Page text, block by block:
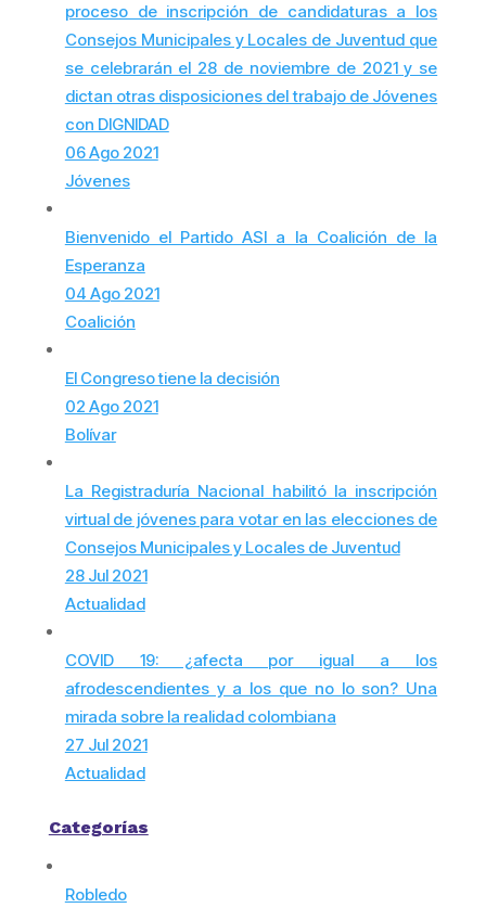
proceso de inscripción de candidaturas a los
Consejos Municipales y Locales de Juventud que
se celebrarán el 28 de noviembre de 2021 y se
dictan otras disposiciones del trabajo de Jóvenes
con DIGNIDAD
06 Ago 2021
Jóvenes
Bienvenido el Partido ASI a la Coalición de la
Esperanza
04 Ago 2021
Coalición
El Congreso tiene la decisión
02 Ago 2021
Bolívar
La Registraduría Nacional habilitó la inscripción
virtual de jóvenes para votar en las elecciones de
Consejos Municipales y Locales de Juventud
28 Jul 2021
Actualidad
COVID 19: ¿afecta por igual a los
afrodescendientes y a los que no lo son? Una
mirada sobre la realidad colombiana
27 Jul 2021
Actualidad
Categorías
Robledo